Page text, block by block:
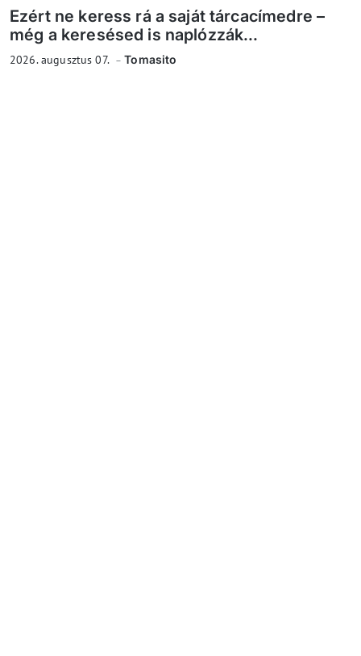
Ezért ne keress rá a saját tárcacímedre –
még a keresésed is naplózzák...
2026. augusztus 07. Tomasito